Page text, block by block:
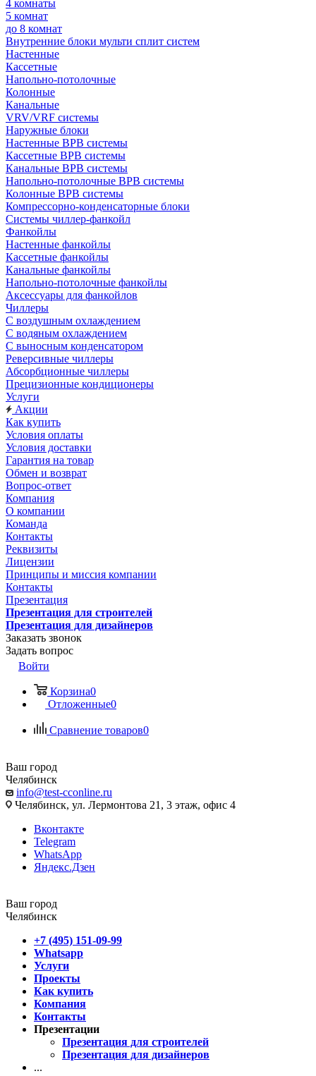
4 комнаты
5 комнат
до 8 комнат
Внутренние блоки мульти сплит систем
Настенные
Кассетные
Напольно-потолочные
Колонные
Канальные
VRV/VRF системы
Наружные блоки
Настенные ВРВ системы
Кассетные ВРВ системы
Канальные ВРВ системы
Напольно-потолочные ВРВ системы
Колонные ВРВ системы
Компрессорно-конденсаторные блоки
Системы чиллер-фанкойл
Фанкойлы
Настенные фанкойлы
Кассетные фанкойлы
Канальные фанкойлы
Напольно-потолочные фанкойлы
Аксессуары для фанкойлов
Чиллеры
С воздушным охлаждением
С водяным охлаждением
С выносным конденсатором
Реверсивные чиллеры
Абсорбционные чиллеры
Прецизионные кондиционеры
Услуги
Акции
Как купить
Условия оплаты
Условия доставки
Гарантия на товар
Обмен и возврат
Вопрос-ответ
Компания
О компании
Команда
Контакты
Реквизиты
Лицензии
Принципы и миссия компании
Контакты
Презентация
Презентация для строителей
Презентация для дизайнеров
Заказать звонок
Задать вопрос
Войти
Корзина0
Отложенные0
Сравнение товаров0
Ваш город
Челябинск
info@test-cconline.ru
Челябинск, ул. Лермонтова 21, 3 этаж, офис 4
Вконтакте
Telegram
WhatsApp
Яндекс.Дзен
Ваш город
Челябинск
+7 (495) 151-09-99
Whatsapp
Услуги
Проекты
Как купить
Компания
Контакты
Презентации
Презентация для строителей
Презентация для дизайнеров
...